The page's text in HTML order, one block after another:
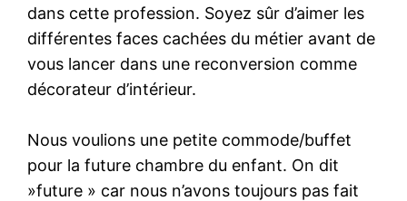
dans cette profession. Soyez sûr d’aimer les
différentes faces cachées du métier avant de
vous lancer dans une reconversion comme
décorateur d’intérieur.
Nous voulions une petite commode/buffet
pour la future chambre du enfant. On dit
»future » car nous n’avons toujours pas fait